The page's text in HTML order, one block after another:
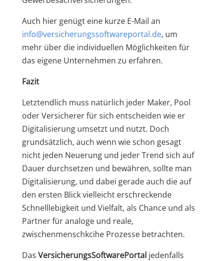
Auch hier genügt eine kurze E-Mail an
info@versicherungssoftwareportal.de, um
mehr über die individuellen Möglichkeiten für
das eigene Unternehmen zu erfahren.
Fazit
Letztendlich muss natürlich jeder Maker, Pool
oder Versicherer für sich entscheiden wie er
Digitalisierung umsetzt und nutzt. Doch
grundsätzlich, auch wenn wie schon gesagt
nicht jeden Neuerung und jeder Trend sich auf
Dauer durchsetzen und bewähren, sollte man
Digitalisierung, und dabei gerade auch die auf
den ersten Blick vielleicht erschreckende
Schnelllebigkeit und Vielfalt, als Chance und als
Partner für analoge und reale,
zwischenmenschkcihe Prozesse betrachten.
Das VersicherungsSoftwarePortal jedenfalls